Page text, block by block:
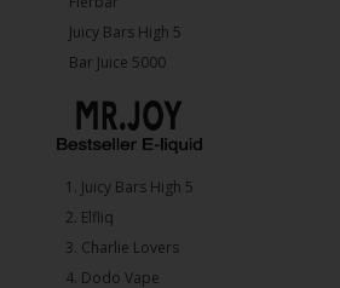
Juicy Bars High 5
Bar Juice 5000
1.⁠ ⁠Juicy Bars High 5
2.⁠ ⁠⁠Elfliq
3.⁠ ⁠⁠Charlie Lovers
4.⁠ ⁠⁠Dodo Vape